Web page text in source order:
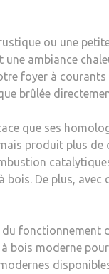
ou une
ambiance
foyer à
brûlée
que ses
produit plus
bois. De plus,
fonctionnement
bois moderne